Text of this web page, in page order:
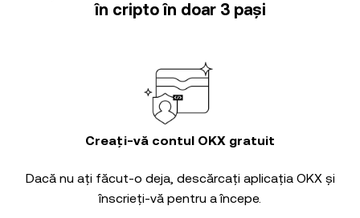
în cripto în doar 3 pași
Creați-vă contul OKX gratuit
Dacă nu ați făcut-o deja, descărcați aplicația OKX și
înscrieți-vă pentru a începe.